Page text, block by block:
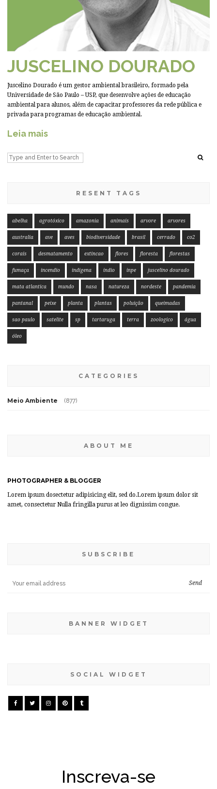
JUSCELINO DOURADO
Juscelino Dourado é um gestor ambiental brasileiro, formado pela
Universidade de São Paulo – USP, que desenvolve ações de educação
ambiental para alunos, além de capacitar professores da rede pública e
privada para programas de educação ambiental.
Leia mais
RESENT TAGS
abelha agrotóxico amazonia animais arvore arvores
australia ave aves biodiversidade brasil cerrado co2
corais desmatamento extincao flores floresta florestas
fumaça incendio indigena indio inpe juscelino dourado
mata atlantica mundo nasa natureza nordeste pandemia
pantanal peixe planta plantas poluição queimadas
sao paulo satelite sp tartaruga terra zoologico água
óleo
CATEGORIES
Meio Ambiente (877)
ABOUT ME
PHOTOGRAPHER & BLOGGER
Lorem ipsum dosectetur adipisicing elit, sed do.Lorem ipsum dolor sit
amet, consectetur Nulla fringilla purus at leo dignissim congue.
SUBSCRIBE
BANNER WIDGET
SOCIAL WIDGET
Inscreva-se